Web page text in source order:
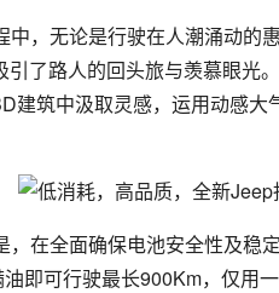
中，无论是行驶在人潮涌动的
引了路人的回头旅与羡慕眼光
建筑中汲取灵感，运用动感
，在全面确保电池安全性及稳
即可行驶最长900Km，仅用